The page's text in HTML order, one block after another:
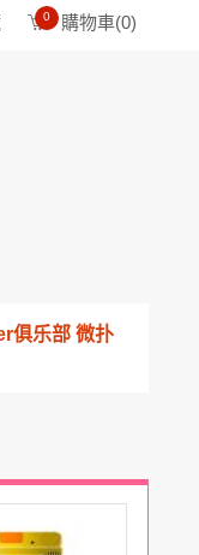
0 購物車(0)
俱乐部 微扑